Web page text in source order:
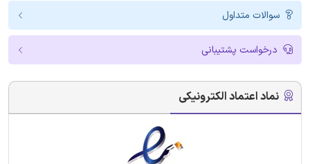
سوالات متداول
درخواست پشتیبانی
نماد اعتماد الکترونیکی